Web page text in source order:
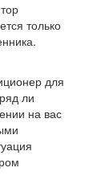
только
для
ли
на вас